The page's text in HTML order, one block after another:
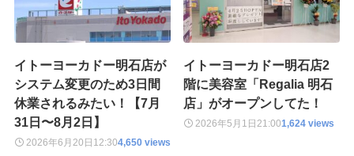
イトーヨーカドー明石店が
システム変更のため3日間
休業されるみたい！【7月
31日〜8月2日】
2026年6月20日 12:304,650 views
イトーヨーカドー明石店2
階に美容室「Regalia 明石
店」がオープンしてた！
2026年5月1日 21:001,624 views